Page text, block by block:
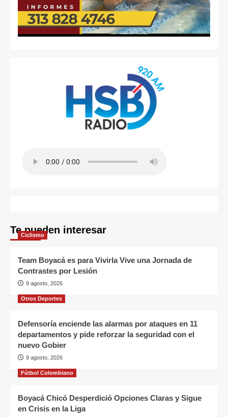
Te pueden interesar
Ciclismo
Team Boyacá es para Vivirla Vive una Jornada de
Contrastes por Lesión
9 agosto, 2026
Otros Deportes
Defensoría enciende las alarmas por ataques en 11
departamentos y pide reforzar la seguridad con el
nuevo Gobier
9 agosto, 2026
Fútbol Colombiano
Boyacá Chicó Desperdició Opciones Claras y Sigue
en Crisis en la Liga